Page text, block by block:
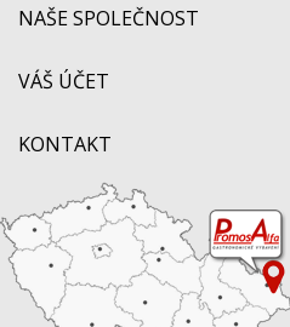
NAŠE SPOLEČNOST
VÁŠ ÚČET
KONTAKT